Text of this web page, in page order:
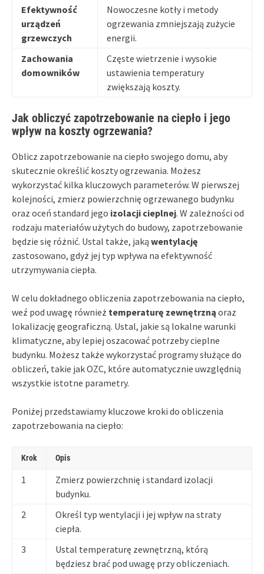
Efektywność
urządzeń
grzewczych
Nowoczesne kotły i metody
ogrzewania zmniejszają zużycie
energii.
Zachowania
domowników
Częste wietrzenie i wysokie
ustawienia temperatury
zwiększają koszty.
Jak obliczyć zapotrzebowanie na ciepło i jego
wpływ na koszty ogrzewania?
Oblicz zapotrzebowanie na ciepło swojego domu, aby
skutecznie określić koszty ogrzewania. Możesz
wykorzystać kilka kluczowych parameterów. W pierwszej
kolejności, zmierz powierzchnię ogrzewanego budynku
oraz oceń standard jego izolacji cieplnej. W zależności od
rodzaju materiałów użytych do budowy, zapotrzebowanie
będzie się różnić. Ustal także, jaką wentylację
zastosowano, gdyż jej typ wpływa na efektywność
utrzymywania ciepła.
W celu dokładnego obliczenia zapotrzebowania na ciepło,
weź pod uwagę również temperaturę zewnętrzną oraz
lokalizację geograficzną. Ustal, jakie są lokalne warunki
klimatyczne, aby lepiej oszacować potrzeby cieplne
budynku. Możesz także wykorzystać programy służące do
obliczeń, takie jak OZC, które automatycznie uwzględnią
wszystkie istotne parametry.
Poniżej przedstawiamy kluczowe kroki do obliczenia
zapotrzebowania na ciepło:
Krok Opis
1
Zmierz powierzchnię i standard izolacji
budynku.
2
Określ typ wentylacji i jej wpływ na straty
ciepła.
3
Ustal temperaturę zewnętrzną, którą
będziesz brać pod uwagę przy obliczeniach.